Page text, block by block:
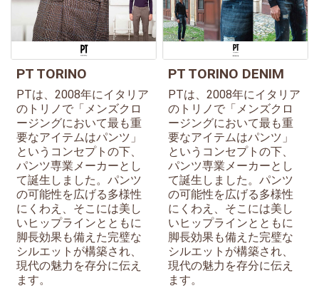
PT TORINO
PTは、2008年にイタリア
のトリノで「メンズクロ
ージングにおいて最も重
要なアイテムはパンツ」
というコンセプトの下、
パンツ専業メーカーとし
て誕生しました。パンツ
の可能性を広げる多様性
にくわえ、そこには美し
いヒップラインとともに
脚長効果も備えた完璧な
シルエットが構築され、
現代の魅力を存分に伝え
ます。
PT TORINO DENIM
PTは、2008年にイタリア
のトリノで「メンズクロ
ージングにおいて最も重
要なアイテムはパンツ」
というコンセプトの下、
パンツ専業メーカーとし
て誕生しました。パンツ
の可能性を広げる多様性
にくわえ、そこには美し
いヒップラインとともに
脚長効果も備えた完璧な
シルエットが構築され、
現代の魅力を存分に伝え
ます。